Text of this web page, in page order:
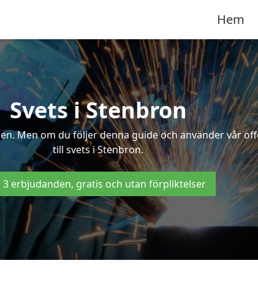
Hem
Svets i Stenbron
Men om du följer denna guide och använder vår
till svets i Stenbron.
3 erbjudanden, gratis och utan förpliktelser